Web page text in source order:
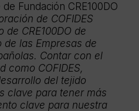
Fundación CRE100DO
de COFIDES
CRE100DO de
las Empresas de
Contar con el
como COFIDES,
del tejido
clave para tener más
clave para nuestra